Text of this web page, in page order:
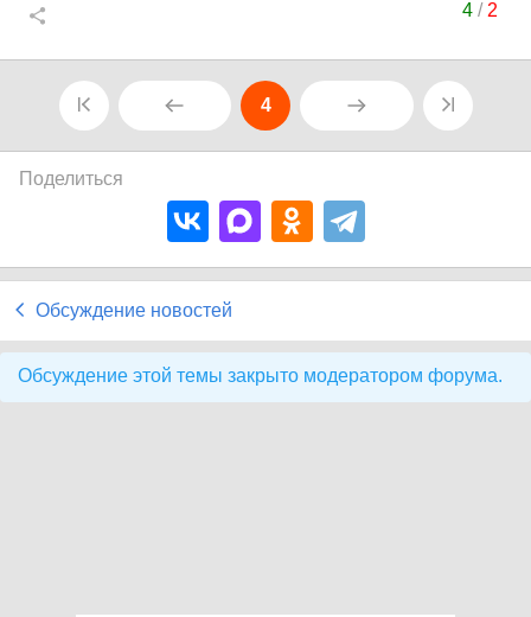
4/ 2
4
Поделиться
Обсуждение новостей
Обсуждение этой темы закрыто модератором форума.